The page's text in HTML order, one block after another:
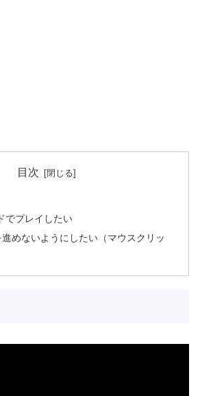
目次
でプレイしたい
めないようにしたい（マウスクリッ